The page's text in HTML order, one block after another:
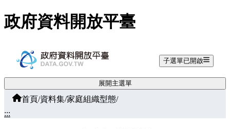
跳至主要內容
政府資料開放平臺
子選單已開啟
展開主選單
首頁/資料集/家庭組織型態/
:::